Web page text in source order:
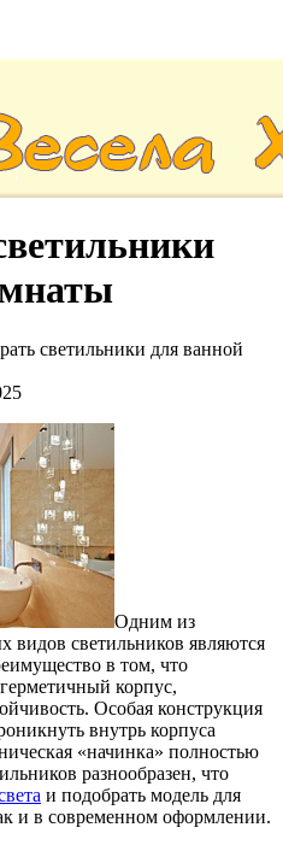
светильники для ванной
Одним из
светильников являются
в том, что
корпус,
Особая конструкция
внутрь корпуса
«начинка» полностью
разнообразен, что
и подобрать модель для
и в современном оформлении.